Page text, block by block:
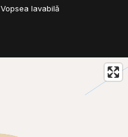
Vopsea lavabilă